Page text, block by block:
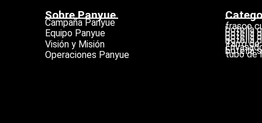
Sobre Panyue
Campaña Panyue
Equipo Panyue
Visión y Misión
Operaciones Panyue
frasco
botella
botella
botella
botella
Tarro de
botella
tubo de